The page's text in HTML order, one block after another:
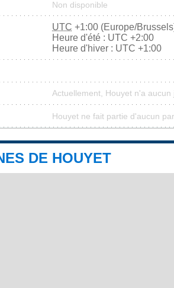
Non disponible
UTC +1:00 (Europe/
Heure d'été : UTC +2:00
Heure d'hiver : UTC +1:00
Actuellement, Houyet n'a aucun
Houyet ne fait partie d'aucun
DE HOUYET